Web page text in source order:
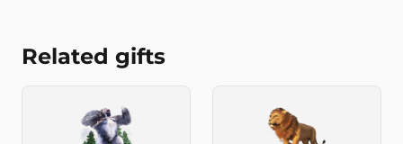
Related gifts